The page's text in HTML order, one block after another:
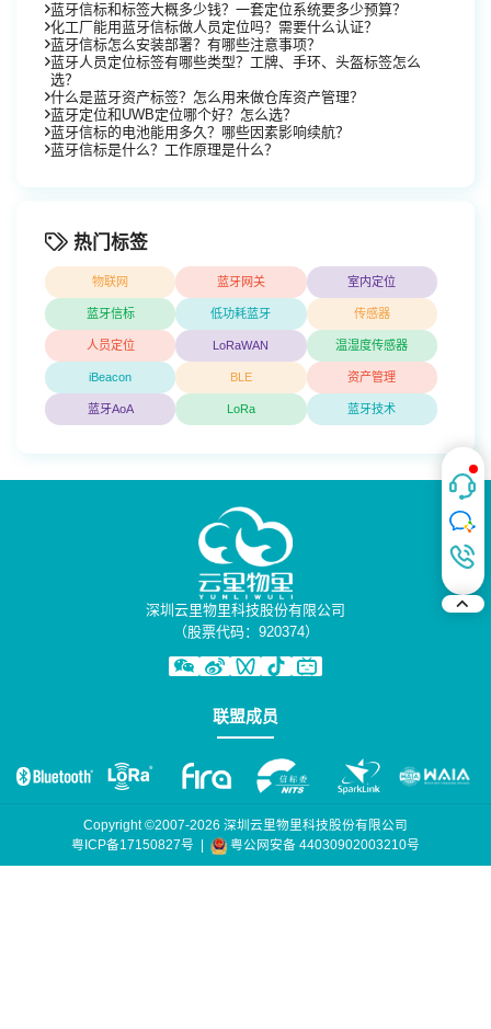
蓝牙信标和标签大概多少钱？一套定位系统要多少预算？
化工厂能用蓝牙信标做人员定位吗？需要什么认证？
蓝牙信标怎么安装部署？有哪些注意事项？
蓝牙人员定位标签有哪些类型？工牌、手环、头盔标签怎么
选？
什么是蓝牙资产标签？怎么用来做仓库资产管理？
蓝牙定位和UWB定位哪个好？怎么选？
蓝牙信标的电池能用多久？哪些因素影响续航？
蓝牙信标是什么？工作原理是什么？
热门标签
物联网 蓝牙网关 室内定位
蓝牙信标 低功耗蓝牙 传感器
人员定位 LoRaWAN 温湿度传感器
iBeacon BLE 资产管理
蓝牙AoA LoRa 蓝牙技术
深圳云里物里科技股份有限公司
（股票代码：920374）
联盟成员
Copyright ©2007-2026 深圳云里物里科技股份有限公司
粤ICP备17150827号
粤公网安备 44030902003210号